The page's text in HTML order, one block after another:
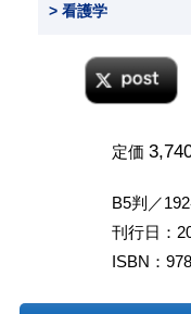
> 看護学
定価
B5判／
刊行日：
ISBN：